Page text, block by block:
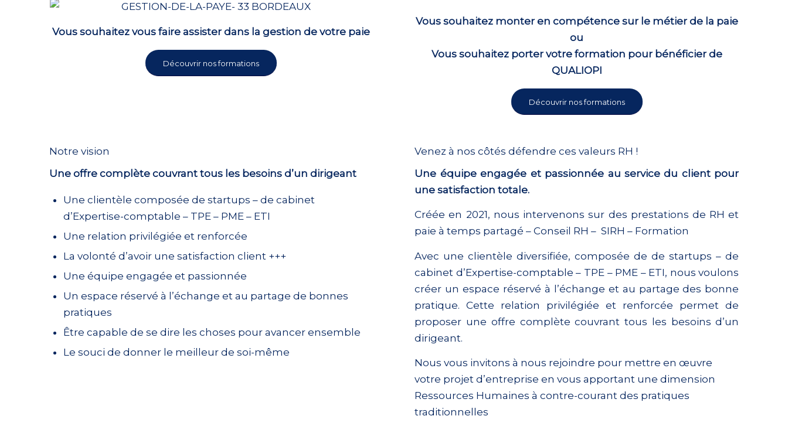
Vous souhaitez vous faire assister dans la gestion de votre paie
Découvrir nos formations
Vous souhaitez monter en compétence sur le métier de la paie
ou
Vous souhaitez porter votre formation pour bénéficier de
QUALIOPI
Découvrir nos formations
Notre vision
Une offre complète couvrant tous les besoins d’un dirigeant
Une clientèle composée de startups – de cabinet
d’Expertise-comptable – TPE – PME – ETI
Une relation privilégiée et renforcée
La volonté d’avoir une satisfaction client +++
Une équipe engagée et passionnée
Un espace réservé à l’échange et au partage de bonnes
pratiques
Être capable de se dire les choses pour avancer ensemble
Le souci de donner le meilleur de soi-même
Venez à nos côtés défendre ces valeurs RH !
Une équipe engagée et passionnée au service du client pour
une satisfaction totale.
Créée en 2021, nous intervenons sur des prestations de RH et
paie à temps partagé – Conseil RH –SIRH – Formation
Avec une clientèle diversifiée, composée dede startups – de
cabinet d’Expertise-comptable – TPE – PME –ETI, nous voulons
créer un espace réservé à l’échange et au partage des bonne
pratique. Cette relation privilégiée et renforcée permet de
proposer une offre complète couvrant tous les besoins d’un
dirigeant.
Nous vous invitons à nous rejoindre pour mettre en œuvre
votre projet d’entreprise en vous apportant une dimension
Ressources Humaines à contre-courant des pratiques
traditionnelles